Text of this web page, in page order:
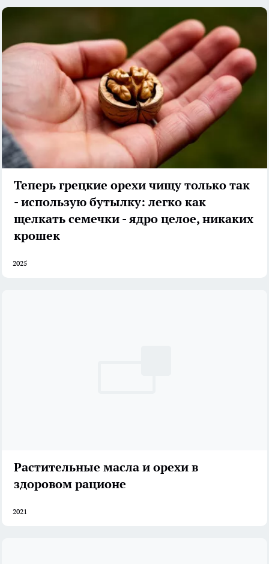
Теперь грецкие орехи чищу только так
- использую бутылку: легко как
щелкать семечки - ядро целое, никаких
крошек
2025
Растительные масла и орехи в
здоровом рационе
2021